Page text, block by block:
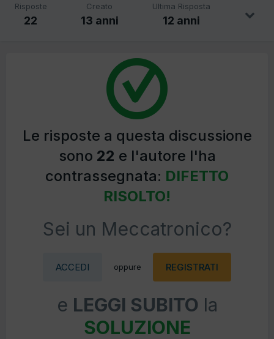
Risposte
22
Creato
13 anni
Ultima Risposta
12 anni
Le risposte a questa discussione
sono 22 e l'autore l'ha
contrassegnata: DIFETTO
RISOLTO!
Sei un Meccatronico?
ACCEDI oppure REGISTRATI
e LEGGI SUBITO la
SOLUZIONE